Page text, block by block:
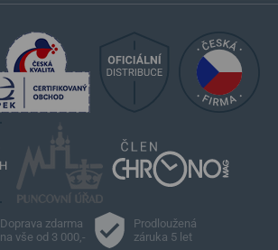
Doprava zdarma
na vše od 3 000,-
Prodloužená
záruka 5 let